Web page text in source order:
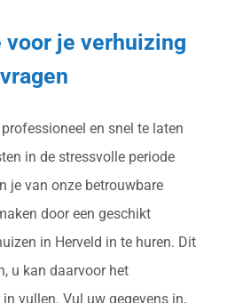
je verhuizing
en snel te laten
in de stressvolle periode
je van onze betrouwbare
door een geschikt
in Herveld in te huren. Dit
u kan daarvoor het
vullen. Vul uw gegevens in,